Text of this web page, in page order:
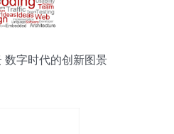
数字时代的创新图景